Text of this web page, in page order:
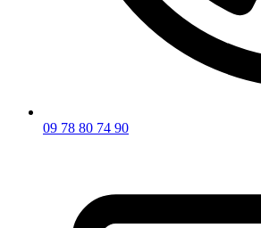
09 78 80 74 90